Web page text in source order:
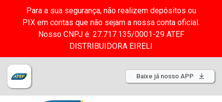
Para a sua segurança, não realizem depósitos ou
PIX em contas que não sejam a nossa conta oficial.
Nosso CNPJ é: 27.717.135/0001-29 ATEF
DISTRIBUIDORA EIRELI
Baixe já nosso APP